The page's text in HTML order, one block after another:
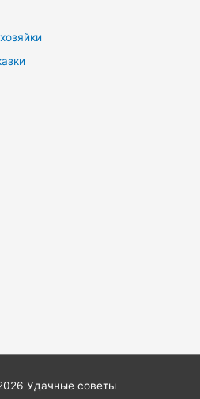
Удачные советы